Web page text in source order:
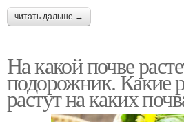
читать дальше →
На какой почве
подорожник. Какие
растут на каких